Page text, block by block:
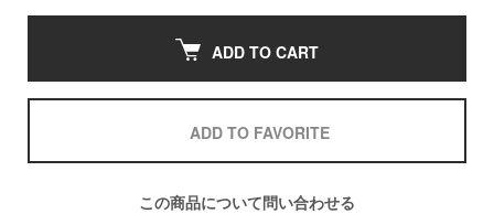
ADD TO CART
ADD TO FAVORITE
この商品について問い合わせる